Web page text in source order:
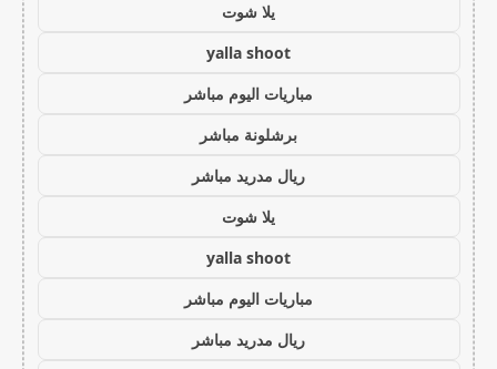
يلا شوت
yalla shoot
مباريات اليوم مباشر
برشلونة مباشر
ريال مدريد مباشر
يلا شوت
yalla shoot
مباريات اليوم مباشر
ريال مدريد مباشر